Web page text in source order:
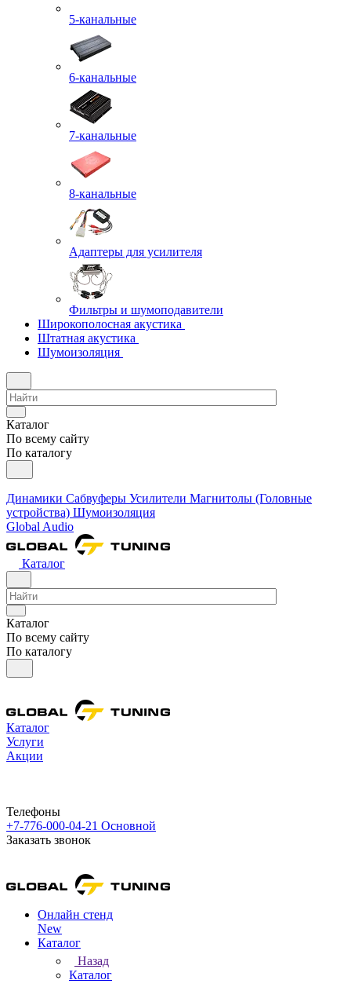
5-канальные
6-канальные
7-канальные
8-канальные
Адаптеры для усилителя
Фильтры и шумоподавители
Широкополосная акустика
Штатная акустика
Шумоизоляция
Каталог
По всему сайту
По каталогу
Динамики Сабвуферы Усилители Магнитолы (Головные
устройства) Шумоизоляция
Global Audio
Каталог
Каталог
По всему сайту
По каталогу
Каталог
Услуги
Акции
Телефоны
+7-776-000-04-21 Основной
Заказать звонок
Онлайн стенд
New
Каталог
Назад
Каталог